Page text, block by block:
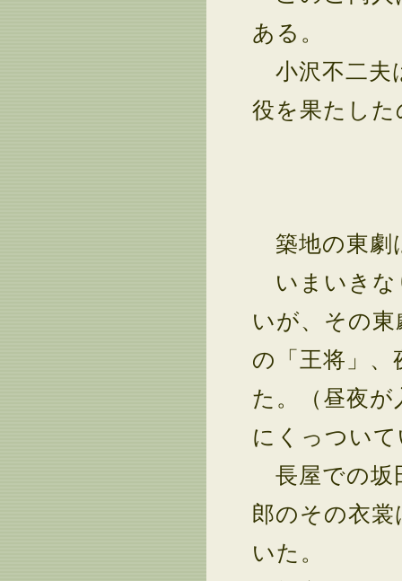
ある。
小沢不二夫
役を果たし
築地の東劇
いまいきな
いが、その
の「王将」
た。（昼夜
にくっつい
長屋での坂
郎のその衣
いた。